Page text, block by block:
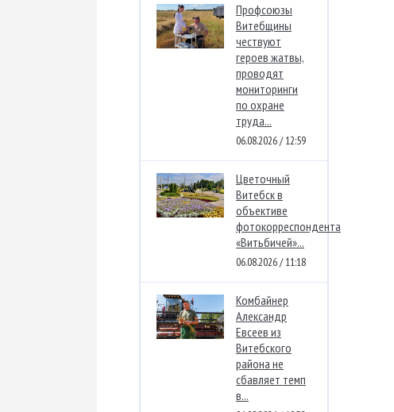
Профсоюзы
Витебщины
чествуют
героев жатвы,
проводят
мониторинги
по охране
труда...
06.08.2026 / 12:59
Цветочный
Витебск в
объективе
фотокорреспондента
«Витьбичей»...
06.08.2026 / 11:18
Комбайнер
Александр
Евсеев из
Витебского
района не
сбавляет темп
в...